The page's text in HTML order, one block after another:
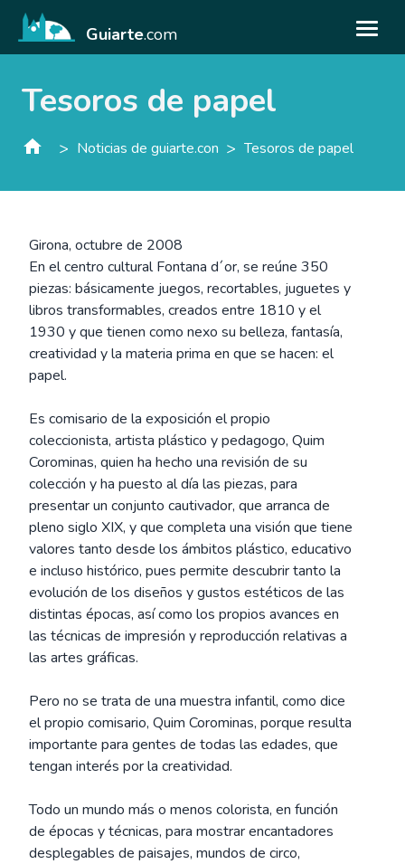
Guiarte.com
Tesoros de papel
> Noticias de guiarte.con > Tesoros de papel
Girona, octubre de 2008
En el centro cultural Fontana d´or, se reúne 350
piezas: básicamente juegos, recortables, juguetes y
libros transformables, creados entre 1810 y el
1930 y que tienen como nexo su belleza, fantasía,
creatividad y la materia prima en que se hacen: el
papel.
Es comisario de la exposición el propio
coleccionista, artista plástico y pedagogo, Quim
Corominas, quien ha hecho una revisión de su
colección y ha puesto al día las piezas, para
presentar un conjunto cautivador, que arranca de
pleno siglo XIX, y que completa una visión que tiene
valores tanto desde los ámbitos plástico, educativo
e incluso histórico, pues permite descubrir tanto la
evolución de los diseños y gustos estéticos de las
distintas épocas, así como los propios avances en
las técnicas de impresión y reproducción relativas a
las artes gráficas.
Pero no se trata de una muestra infantil, como dice
el propio comisario, Quim Corominas, porque resulta
importante para gentes de todas las edades, que
tengan interés por la creatividad.
Todo un mundo más o menos colorista, en función
de épocas y técnicas, para mostrar encantadores
desplegables de paisajes, mundos de circo,